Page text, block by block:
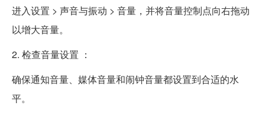
进入设置 > 声音与振动 > 音量，并将音量控制点向右拖动
以增大音量。
2. 检查音量设置 ：
确保通知音量、媒体音量和闹钟音量都设置到合适的水
平。